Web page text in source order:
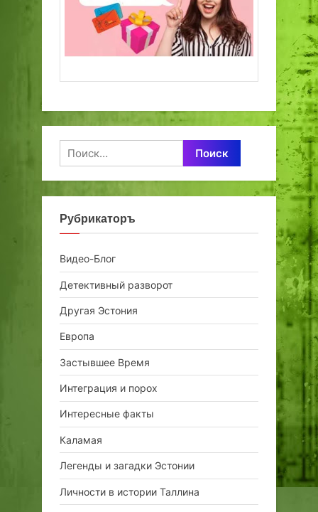
Найти:
Рубрикаторъ
Видео-Блог
Детективный разворот
Другая Эстония
Европа
Застывшее Время
Интеграция и порох
Интересные факты
Каламая
Легенды и загадки Эстонии
Личности в истории Таллина